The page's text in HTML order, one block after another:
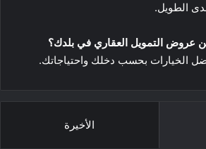
الطويل.
عروض التمويل العقاري في بلدك؟
الخيارات بحسب دخلك واحتياجاتك.
الأخيرة